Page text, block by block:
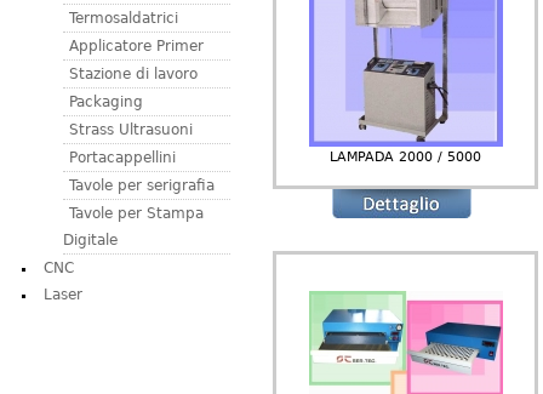
Termosaldatrici
Applicatore Primer
Stazione di lavoro
Packaging
Strass Ultrasuoni
Portacappellini
Tavole per serigrafia
Tavole per Stampa
Digitale
CNC
Laser
LAMPADA 2000 / 5000